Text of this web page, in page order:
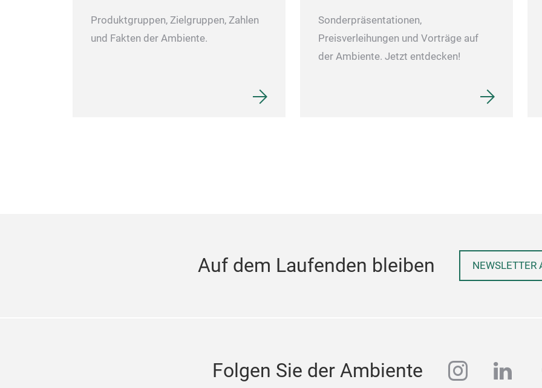
Produktgruppen, Zielgruppen, Zahlen
und Fakten der Ambiente.
Sonderpräsentationen,
Preisverleihungen und Vorträge auf
der Ambiente. Jetzt entdecken!
Auf dem Laufenden bleiben NEWSLETTER
Folgen Sie der Ambiente